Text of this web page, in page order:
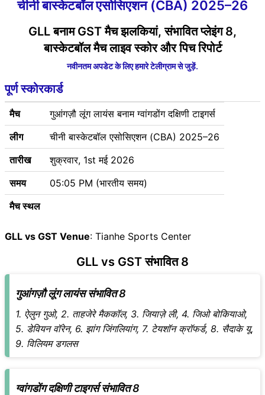
चीनी बास्केटबॉल एसोसिएशन (CBA) 2025–26
GLL बनाम GST मैच झलकियां, संभावित प्लेइंग 8,
बास्केटबॉल मैच लाइव स्कोर और पिच रिपोर्ट
नवीनतम अपडेट के लिए हमारे टेलीग्राम से जुड़ें.
पूर्ण स्कोरकार्ड
मैच
गुआंगज़ौ लूंग लायंस बनाम ग्वांगडोंग दक्षिणी टाइगर्स
लीग
चीनी बास्केटबॉल एसोसिएशन (CBA) 2025–26
तारीख
शुक्रवार, 1st मई 2026
समय
05:05 PM (भारतीय समय)
मैच स्थल
GLL vs GST Venue: Tianhe Sports Center
GLL vs GST संभावित 8
गुआंगज़ौ लूंग लायंस संभावित 8
1. ऐलुन गुओ, 2. ताहजेरे मैककॉल, 3. जियाज़े ली, 4. जिओ बोकियाओ,
5. डेवियन वॉरेन, 6. झांग जिंगलियांग, 7. टेयशॉन क्रॉफर्ड, 8. सैदाके यू,
9. विलियम डगलस
ग्वांगडोंग दक्षिणी टाइगर्स संभावित 8